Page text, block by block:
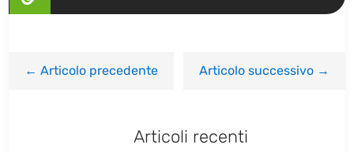
←Articolo precedente Articolo successivo→
Articoli recenti